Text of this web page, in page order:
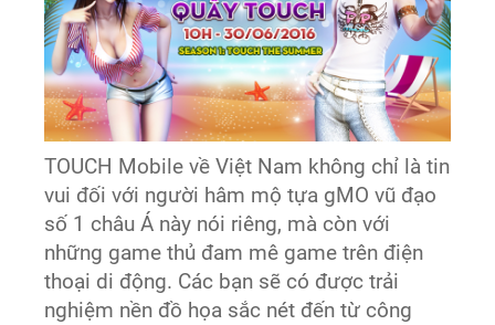
TOUCH Mobile về Việt Nam không chỉ là tin
vui đối với người hâm mộ tựa gMO vũ đạo
số 1 châu Á này nói riêng, mà còn với
những game thủ đam mê game trên điện
thoại di động. Các bạn sẽ có được trải
nghiệm nền đồ họa sắc nét đến từ công